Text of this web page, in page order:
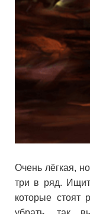
Очень лёгкая,
три в ряд.
которые